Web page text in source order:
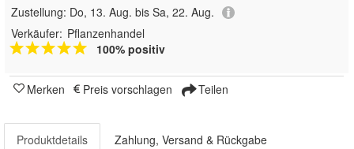
Zustellung: Do, 13. Aug. bis Sa, 22. Aug.
Verkäufer: Pflanzenhandel
100% positiv
Merken Preis vorschlagen Teilen
Produktdetails Zahlung, Versand & Rückgabe